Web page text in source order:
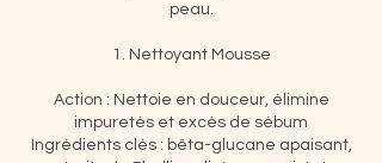
peau.
1. Nettoyant Mousse
Action : Nettoie en douceur, élimine
impuretés et excès de sébum
Ingrédients clés : bêta-glucane apaisant,